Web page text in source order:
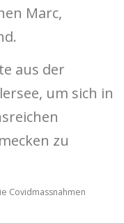
Marc,
aus der
um sich in
zu
Covidmassnahmen